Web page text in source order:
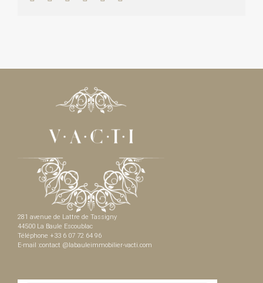
281 avenue de Lattre de Tassigny
44500 La Baule Escoublac
Téléphone +33 6 07 72 64 96
E-mail :contact @labauleimmobilier-vacti.com